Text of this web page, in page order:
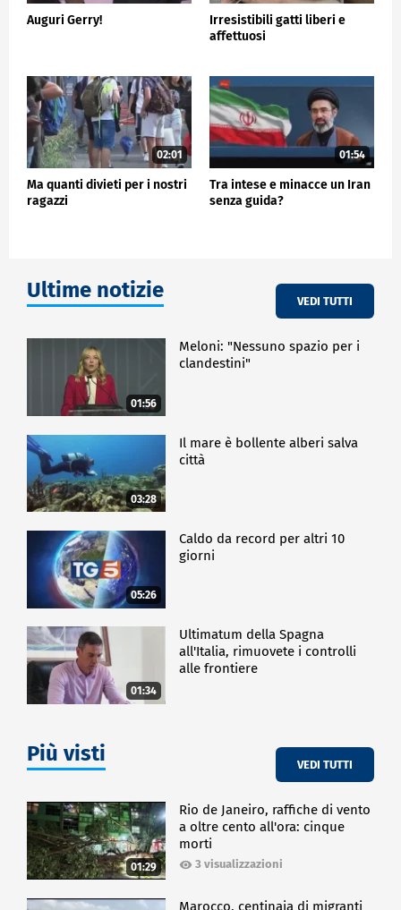
Auguri Gerry!
Irresistibili gatti liberi e
affettuosi
02:01
Ma quanti divieti per i nostri
ragazzi
01:54
Tra intese e minacce un Iran
senza guida?
Ultime notizie VEDI TUTTI
01:56
Meloni: "Nessuno spazio per i
clandestini"
03:28
Il mare è bollente alberi salva
città
05:26
Caldo da record per altri 10
giorni
01:34
Ultimatum della Spagna
all'Italia, rimuovete i controlli
alle frontiere
Più visti VEDI TUTTI
01:29
Rio de Janeiro, raffiche di vento
a oltre cento all'ora: cinque
morti
3 visualizzazioni
Marocco, centinaia di migranti